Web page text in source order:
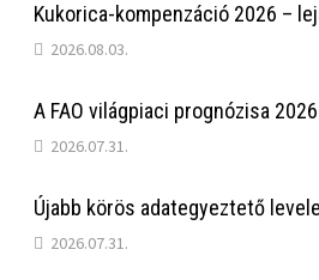
Kukorica-kompenzáció 2026 –
2026.08.03.
A FAO világpiaci prognózisa
2026.07.31.
Újabb körös adategyeztető
2026.07.31.